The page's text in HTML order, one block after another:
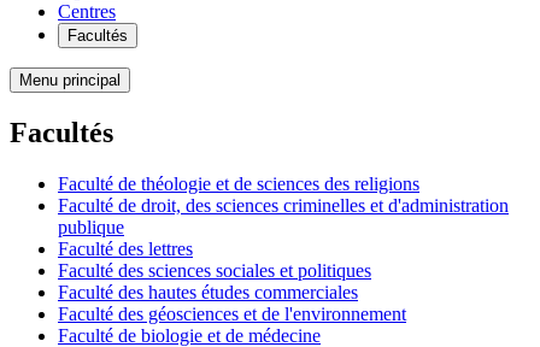
Centres
Facultés
Menu principal
Facultés
Faculté de théologie et de sciences des religions
Faculté de droit, des sciences criminelles et d'administration
publique
Faculté des lettres
Faculté des sciences sociales et politiques
Faculté des hautes études commerciales
Faculté des géosciences et de l'environnement
Faculté de biologie et de médecine